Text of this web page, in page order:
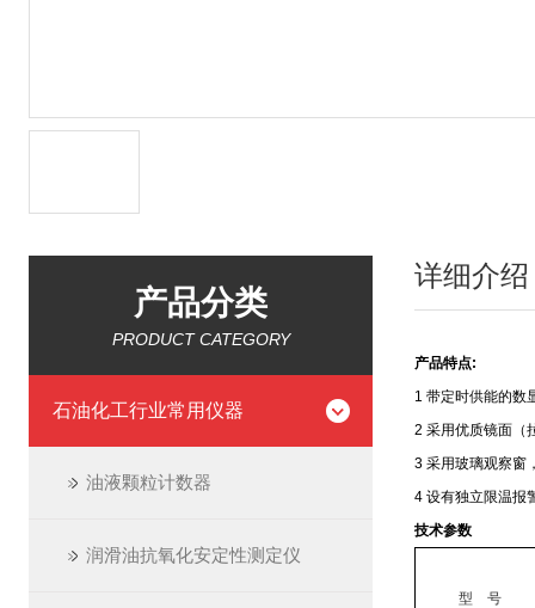
产品分类
PRODUCT CATEGORY
石油化工行业常用仪器
油液颗粒计数器
润滑油抗氧化安定性测定仪
详细介绍
产品特点:
1 带定时供能的数
2 采用优质镜面（
3 采用玻璃观察窗
4 设有独立限温报
技术参数
型 号